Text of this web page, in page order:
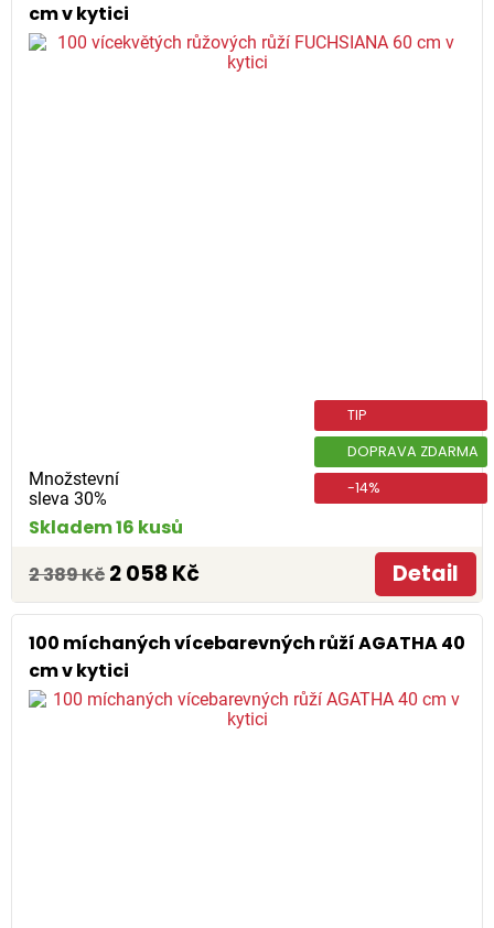
cm v kytici
Množstevní
sleva 30%
TIP
DOPRAVA ZDARMA
-14%
Skladem 16 kusů
2 389 Kč 2 058 Kč Detail
100 míchaných vícebarevných růží AGATHA 40
cm v kytici